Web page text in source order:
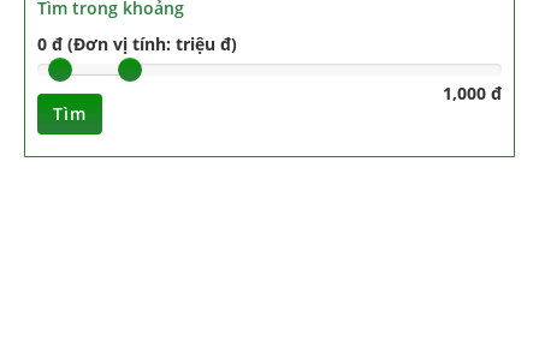
Tìm trong khoảng
0 đ (Đơn vị tính: triệu đ)
1,000 đ
Tìm